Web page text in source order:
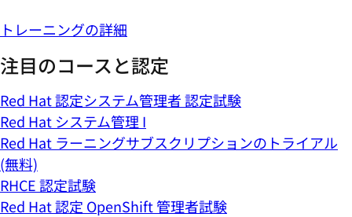
トレーニングの詳細
注目のコースと認定
Red Hat 認定システム管理者 認定試験
Red Hat システム管理 I
Red Hat ラーニングサブスクリプションのトライアル
(無料)
RHCE 認定試験
Red Hat 認定 OpenShift 管理者試験